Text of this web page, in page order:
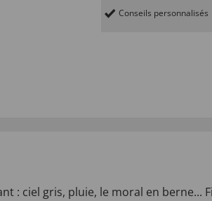
Conseils personnalisés
: ciel gris, pluie, le moral en berne...